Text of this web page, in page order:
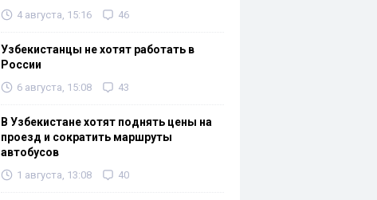
4 августа, 15:16 46
Узбекистанцы не хотят работать в
России
6 августа, 15:08 43
В Узбекистане хотят поднять цены на
проезд и сократить маршруты
автобусов
1 августа, 13:08 40